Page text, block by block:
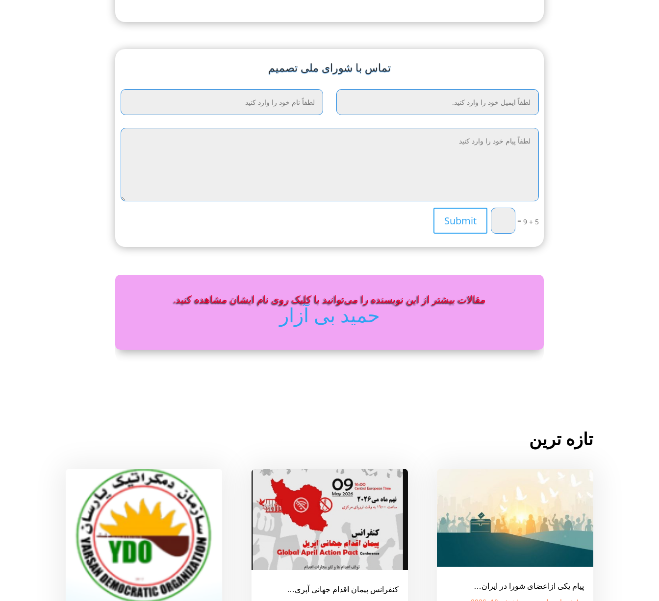
تماس با شورای ملی تصمیم
5 + 9
=
Submit
مقالات بیشتر از این نویسنده را می‌توانید با کلیک روی نام ایشان مشاهده کنید.
حمید بی آزار
تازه ترین
پیام یکی ازاعضای شورا در ایران… کنفرانس پیمان اقدام جهانی آپری…